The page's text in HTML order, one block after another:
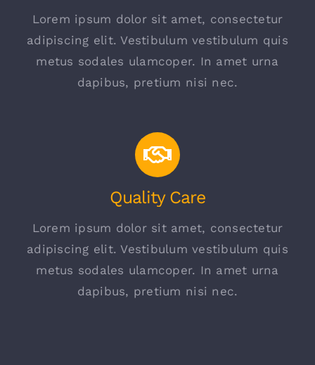
Lorem ipsum dolor sit amet, consectetur
adipiscing elit. Vestibulum vestibulum quis
metus sodales ulamcoper. In amet urna
dapibus, pretium nisi nec.
Quality Care
Lorem ipsum dolor sit amet, consectetur
adipiscing elit. Vestibulum vestibulum quis
metus sodales ulamcoper. In amet urna
dapibus, pretium nisi nec.